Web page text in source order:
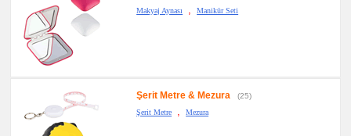
Makyaj Aynası
, Manikür Seti
Şerit Metre & Mezura
(25)
Şerit Metre
, Mezura
promosyon
Masa
Çanta
Askısı
promosyon
PowerBank
Kablosu
promosyon
Flash
Bellek